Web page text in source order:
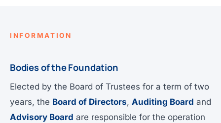
INFORMATION
Bodies of the Foundation
Elected by the Board of Trustees for a term of two
years, the Board of Directors, Auditing Board and
Advisory Board are responsible for the operation